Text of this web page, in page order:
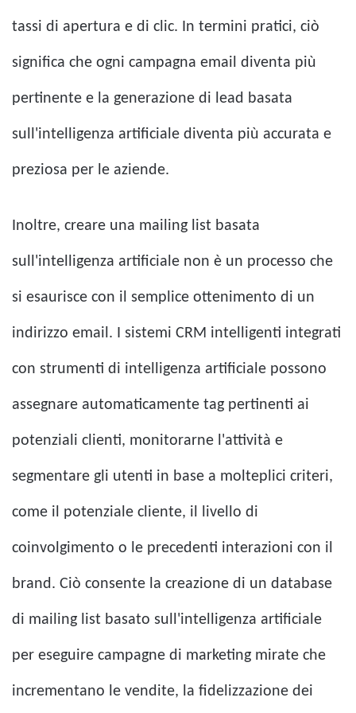
tassi di apertura e di clic. In termini pratici, ciò
significa che ogni campagna email diventa più
pertinente e la generazione di lead basata
sull'intelligenza artificiale diventa più accurata e
preziosa per le aziende.
Inoltre, creare una mailing list basata
sull'intelligenza artificiale non è un processo che
si esaurisce con il semplice ottenimento di un
indirizzo email. I sistemi CRM intelligenti integrati
con strumenti di intelligenza artificiale possono
assegnare automaticamente tag pertinenti ai
potenziali clienti, monitorarne l'attività e
segmentare gli utenti in base a molteplici criteri,
come il potenziale cliente, il livello di
coinvolgimento o le precedenti interazioni con il
brand. Ciò consente la creazione di un database
di mailing list basato sull'intelligenza artificiale
per eseguire campagne di marketing mirate che
incrementano le vendite, la fidelizzazione dei